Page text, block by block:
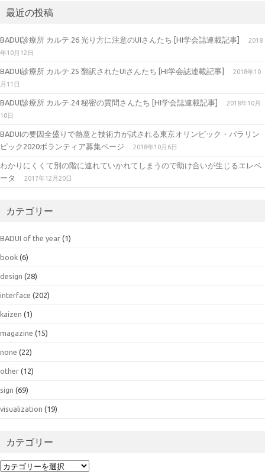
最近の投稿
BADUI診療所 カルテ.26 光り方に注意のUIさんたち [HI学会誌連載記事]
2018
年10月12日
BADUI診療所 カルテ.25 翻訳されたUIさんたち [HI学会誌連載記事]
2018年10
月11日
BADUI診療所 カルテ.24 秘密の質問さんたち [HI学会誌連載記事]
2018年10月
10日
BADUIの要因全盛りで熱意と技術力が試される東京オリンピック・パラリン
ピック2020ボランティア募集ページ
2018年10月6日
わかりにくくて別の階に連れていかれてしまうので助け合いが生じるエレベ
ータ
2017年12月20日
カテゴリー
BADUI of the year (1)
book (6)
design (28)
interface (202)
kaizen (1)
magazine (15)
none (22)
other (12)
sign (69)
visualization (19)
カテゴリー
カ